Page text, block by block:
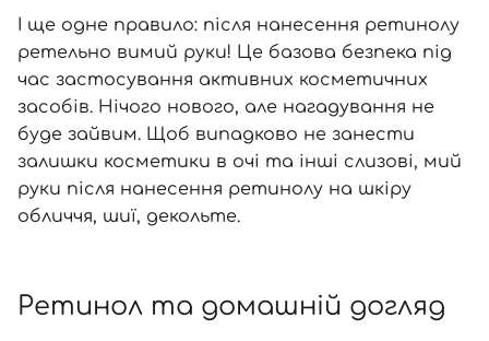
І ще одне правило: після нанесення ретинолу
ретельно вимий руки! Це базова безпека під
час застосування активних косметичних
засобів. Нічого нового, але нагадування не
буде зайвим. Щоб випадково не занести
залишки косметики в очі та інші слизові, мий
руки після нанесення ретинолу на шкіру
обличчя, шиї, декольте.
Ретинол та домашній догляд